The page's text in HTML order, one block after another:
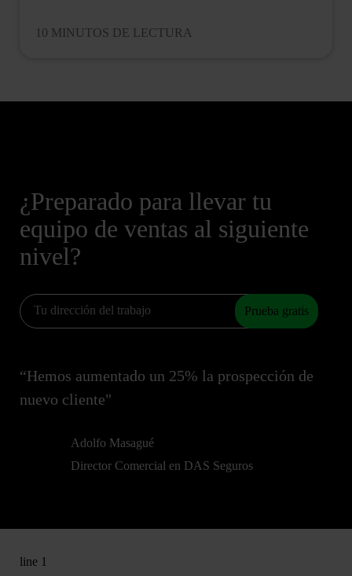
10 MINUTOS DE LECTURA
¿Preparado para llevar tu
equipo de ventas al siguiente
nivel?
Prueba gratis
“Hemos aumentado un 25% la prospección de
nuevo cliente"
Adolfo Masagué
Director Comercial en DAS Seguros
line 1